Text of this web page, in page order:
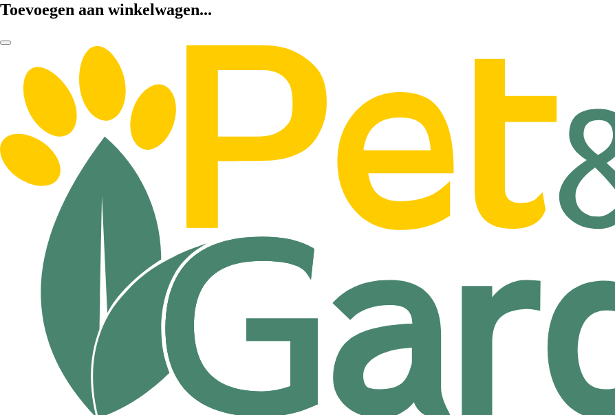
Toevoegen aan winkelwagen...